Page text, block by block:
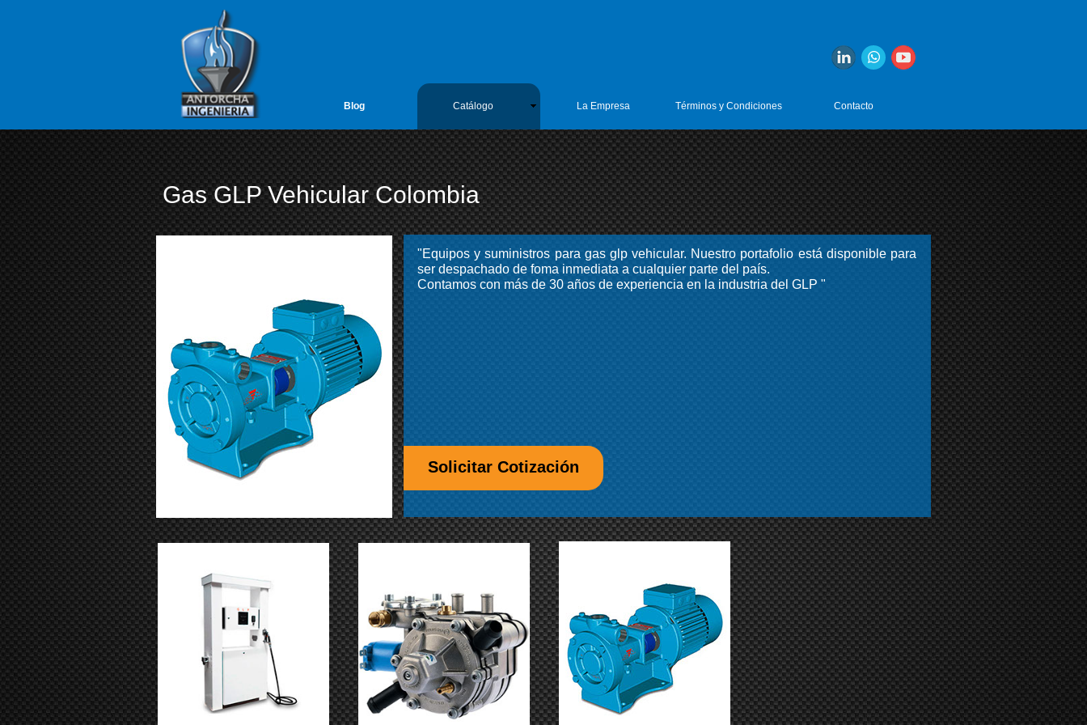
google-site-verification=vL5FIf2GxH6ODFDtoGGUyMBTSYLvLmx7gIYh8BO3hik
Antorcha Ingenieria 1 Catálogo La Empresa Términos y Condiciones Contacto
Blog
Gas GLP Vehicular Colombia
"Equipos y suministros para gas glp vehicular. Nuestro portafolio está disponible para
ser despachado de foma inmediata a cualquier parte del país.
Contamos con más de 30 años de experiencia en la industria del GLP "
Solicitar Cotización